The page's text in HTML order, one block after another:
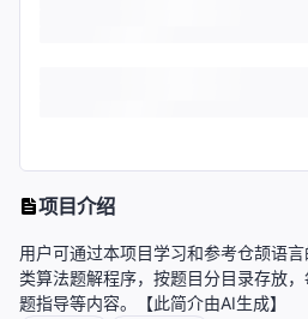
项目介绍
用户可通过本项目学习和参考仓颉语
类算法题解程序，按题目分目录存放
题指导等内容。【此简介由AI生成】